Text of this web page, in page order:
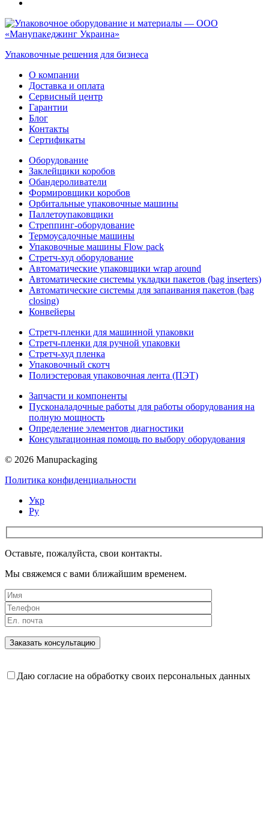
Упаковочные решения для бизнеса
О компании
Доставка и оплата
Сервисный центр
Гарантии
Блог
Контакты
Сертификаты
Оборудование
Заклейщики коробов
Обандероливатели
Формировщики коробов
Орбитальные упаковочные машины
Паллетоупаковщики
Стреппинг-оборудование
Термоусадочные машины
Упаковочные машины Flow pack
Стретч-худ оборудование
Автоматические упаковщики wrap around
Автоматические системы укладки пакетов (bag inserters)
Автоматические системы для запаивания пакетов (bag
closing)
Конвейеры
Стретч-пленки для машинной упаковки
Стретч-пленки для ручной упаковки
Стретч-худ пленка
Упаковочный скотч
Полиэстеровая упаковочная лента (ПЭТ)
Запчасти и компоненты
Пусконаладочные работы для работы оборудования на
полную мощность
Определение элементов диагностики
Консультационная помощь по выбору оборудования
© 2026 Manupackaging
Политика конфиденциальности
Укр
Ру
Оставьте, пожалуйста, свои контакты.
Мы свяжемся с вами ближайшим временем.
Даю согласие на обработку своих персональных данных